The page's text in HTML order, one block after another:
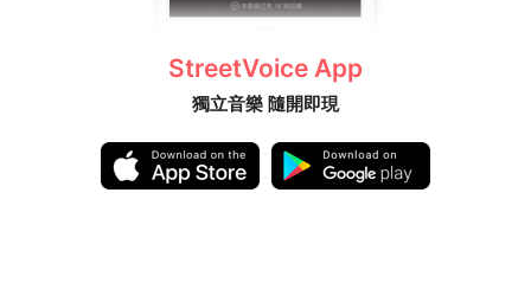
StreetVoice App
獨立音樂 隨開即現